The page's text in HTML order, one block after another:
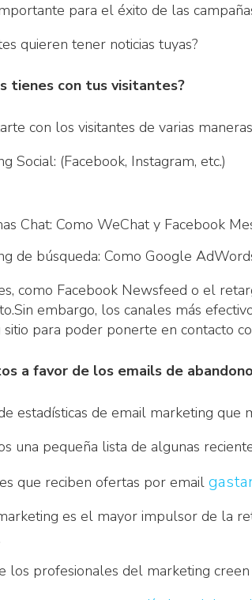
para el éxito de las
quieren tener noticias tuyas?
tienes con tus visitantes?
con los visitantes de varias
Social: (Facebook, Instagram, etc.)
Chat: Como WeChat y Facebook
de búsqueda: Como Google
como Facebook Newsfeed o el
embargo, los canales más
sitio para poder ponerte en contacto
a favor de los emails de
estadísticas de email marketing que
una pequeña lista de algunas
que reciben ofertas por email
es el mayor impulsor de la
los profesionales del marketing